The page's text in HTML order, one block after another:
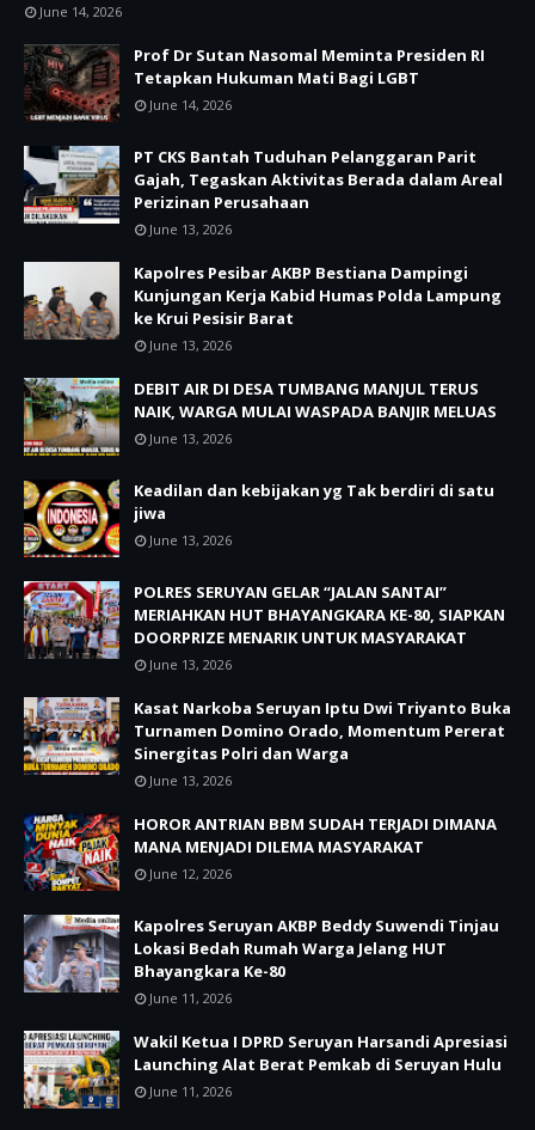
June 14, 2026
Prof Dr Sutan Nasomal Meminta Presiden RI
Tetapkan Hukuman Mati Bagi LGBT
June 14, 2026
PT CKS Bantah Tuduhan Pelanggaran Parit
Gajah, Tegaskan Aktivitas Berada dalam Areal
Perizinan Perusahaan
June 13, 2026
Kapolres Pesibar AKBP Bestiana Dampingi
Kunjungan Kerja Kabid Humas Polda Lampung
ke Krui Pesisir Barat
June 13, 2026
DEBIT AIR DI DESA TUMBANG MANJUL TERUS
NAIK, WARGA MULAI WASPADA BANJIR MELUAS
June 13, 2026
Keadilan dan kebijakan yg Tak berdiri di satu
jiwa
June 13, 2026
POLRES SERUYAN GELAR “JALAN SANTAI”
MERIAHKAN HUT BHAYANGKARA KE-80, SIAPKAN
DOORPRIZE MENARIK UNTUK MASYARAKAT
June 13, 2026
Kasat Narkoba Seruyan Iptu Dwi Triyanto Buka
Turnamen Domino Orado, Momentum Pererat
Sinergitas Polri dan Warga
June 13, 2026
HOROR ANTRIAN BBM SUDAH TERJADI DIMANA
MANA MENJADI DILEMA MASYARAKAT
June 12, 2026
Kapolres Seruyan AKBP Beddy Suwendi Tinjau
Lokasi Bedah Rumah Warga Jelang HUT
Bhayangkara Ke-80
June 11, 2026
Wakil Ketua I DPRD Seruyan Harsandi Apresiasi
Launching Alat Berat Pemkab di Seruyan Hulu
June 11, 2026